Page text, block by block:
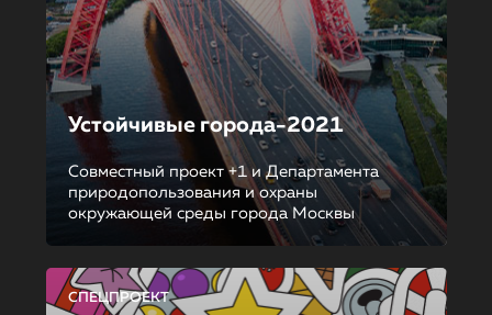
Устойчивые города-2021
Совместный проект +1 и Департамента
природопользования и охраны
окружающей среды города Москвы
СПЕЦПРОЕКТ